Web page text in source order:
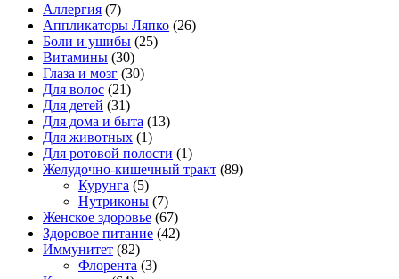
Аллергия (7)
Аппликаторы Ляпко (26)
Боли и ушибы (25)
Витамины (30)
Глаза и мозг (30)
Для волос (21)
Для детей (31)
Для дома и быта (13)
Для животных (1)
Для ротовой полости (1)
Желудочно-кишечный тракт (89)
Курунга (5)
Нутриконы (7)
Женское здоровье (67)
Здоровое питание (42)
Иммунитет (82)
Флорента (3)